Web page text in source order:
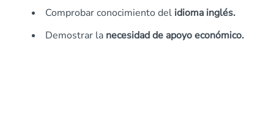
Comprobar conocimiento del idioma inglés.
Demostrar la necesidad de apoyo económico.